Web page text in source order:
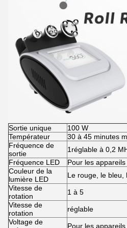
Sortie unique
100 W
Températeur
30 à 45 minutes
Fréquence de
sortie
1réglable à 0,2
Fréquence LED
Pour les
Couleur de la
lumière LED
Le rouge, le bleu,
Vitesse de
rotation
1 à 5
Vitesse de
rotation
réglable
Voltage de
Pour les